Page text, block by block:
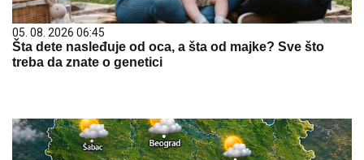
05. 08. 2026 06:45
Šta dete nasleđuje od oca, a šta od majke? Sve što
treba da znate o genetici